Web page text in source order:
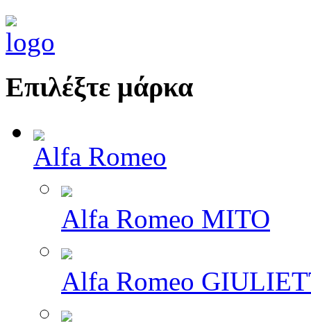
Επιλέξτε μάρκα
Alfa Romeo
Alfa Romeo MITO
Alfa Romeo